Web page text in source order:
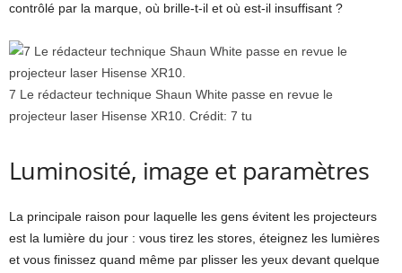
contrôlé par la marque, où brille-t-il et où est-il insuffisant ?
7 Le rédacteur technique Shaun White passe en revue le
projecteur laser Hisense XR10. Crédit: 7 tu
Luminosité, image et paramètres
La principale raison pour laquelle les gens évitent les projecteurs
est la lumière du jour : vous tirez les stores, éteignez les lumières
et vous finissez quand même par plisser les yeux devant quelque